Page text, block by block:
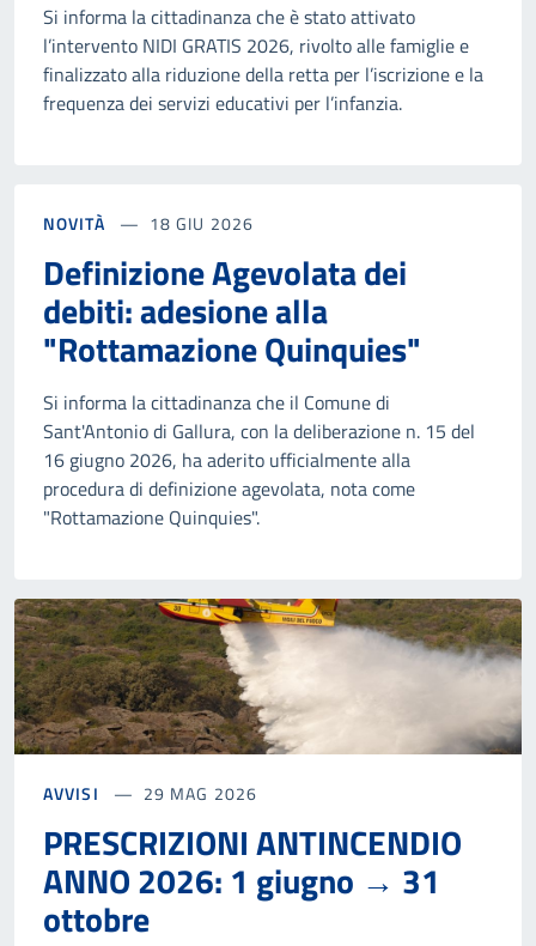
Si informa la cittadinanza che è stato attivato
l’intervento NIDI GRATIS 2026, rivolto alle famiglie e
finalizzato alla riduzione della retta per l’iscrizione e la
frequenza dei servizi educativi per l’infanzia.
NOVITÀ 18 GIU 2026
Definizione Agevolata dei
debiti: adesione alla
"Rottamazione Quinquies"
Si informa la cittadinanza che il Comune di
Sant'Antonio di Gallura, con la deliberazione n. 15 del
16 giugno 2026, ha aderito ufficialmente alla
procedura di definizione agevolata, nota come
"Rottamazione Quinquies".
AVVISI 29 MAG 2026
PRESCRIZIONI ANTINCENDIO
ANNO 2026: 1 giugno → 31
ottobre